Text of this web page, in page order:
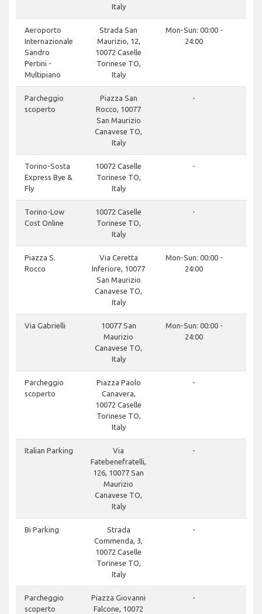
Italy
Aeroporto
Internazionale
Sandro
Pertini -
Multipiano
Strada San
Maurizio, 12,
10072 Caselle
Torinese TO,
Italy
Mon-Sun: 00:00 -
24:00
Parcheggio
scoperto
Piazza San
Rocco, 10077
San Maurizio
Canavese TO,
Italy
-
Torino-Sosta
Express Bye &
Fly
10072 Caselle
Torinese TO,
Italy
-
Torino-Low
Cost Online
10072 Caselle
Torinese TO,
Italy
-
Piazza S.
Rocco
Via Ceretta
Inferiore, 10077
San Maurizio
Canavese TO,
Italy
Mon-Sun: 00:00 -
24:00
Via Gabrielli
10077 San
Maurizio
Canavese TO,
Italy
Mon-Sun: 00:00 -
24:00
Parcheggio
scoperto
Piazza Paolo
Canavera,
10072 Caselle
Torinese TO,
Italy
-
Italian Parking
Via
Fatebenefratelli,
126, 10077 San
Maurizio
Canavese TO,
Italy
-
Bi Parking
Strada
Commenda, 3,
10072 Caselle
Torinese TO,
Italy
-
Parcheggio
scoperto
Piazza Giovanni
Falcone, 10072
-